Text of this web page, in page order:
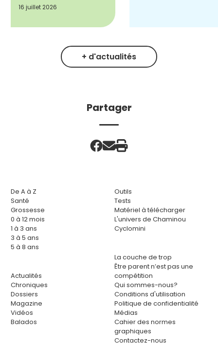
16 juillet 2026
+ d'actualités
Partager
De A à Z
Santé
Grossesse
0 à 12 mois
1 à 3 ans
3 à 5 ans
5 à 8 ans
Actualités
Chroniques
Dossiers
Magazine
Vidéos
Balados
Outils
Tests
Matériel à télécharger
L'univers de Chaminou
Cyclomini
La couche de trop
Être parent n’est pas une
compétition
Qui sommes-nous?
Conditions d'utilisation
Politique de confidentialité
Médias
Cahier des normes
graphiques
Contactez-nous